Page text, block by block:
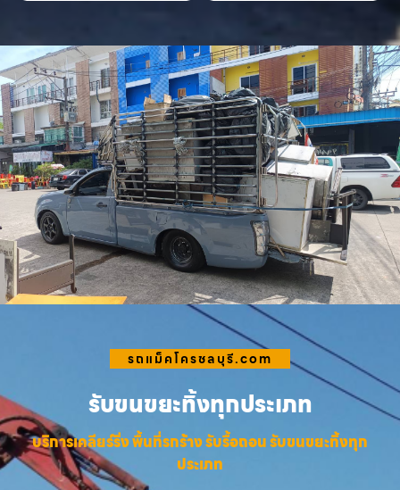
รถแม็คโครชลบุรี.com
รับขนขยะทิ้งทุกประเภท
บริการเคลียร์ริ่ง พื้นที่รกร้าง รับรื้อถอน รับขนขยะทิ้งทุก
ประเภท